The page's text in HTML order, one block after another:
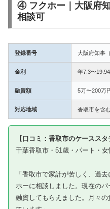
④ フクホー｜大阪府
相談可
登録番号 大阪府知事
金利 年7.3〜
融資額 5万〜200万
対応地域 香取市を含
【口コミ：香取市のケーススタ
千葉香取市・51歳・パート・女
「香取市で家計が苦しく、過
ホーに相談しました。現在の
融資してもらえました。月々